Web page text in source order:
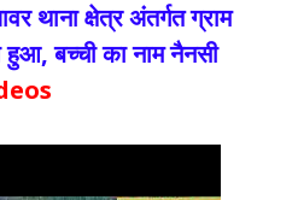
थाना क्षेत्र अंतर्गत ग्राम
हुआ, बच्ची का नाम नैनसी